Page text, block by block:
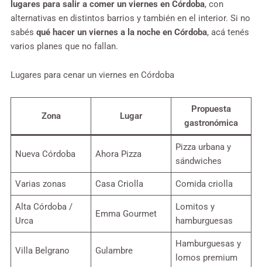
lugares para salir a comer un viernes en Córdoba, con
alternativas en distintos barrios y también en el interior. Si no
sabés qué hacer un viernes a la noche en Córdoba, acá tenés
varios planes que no fallan.
Lugares para cenar un viernes en Córdoba
Zona Lugar
Propuesta
gastronómica
Nueva Córdoba Ahora Pizza
Pizza urbana y
sándwiches
Varias zonas Casa Criolla Comida criolla
Alta Córdoba /
Urca
Emma Gourmet
Lomitos y
hamburguesas
Villa Belgrano Gulambre
Hamburguesas y
lomos premium